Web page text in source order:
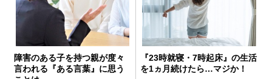
障害のある子を持つ親が度々
言われる『ある言葉』に思う
『23時就寝・7時起床』の生活
を1ヵ月続けたら…マジか！